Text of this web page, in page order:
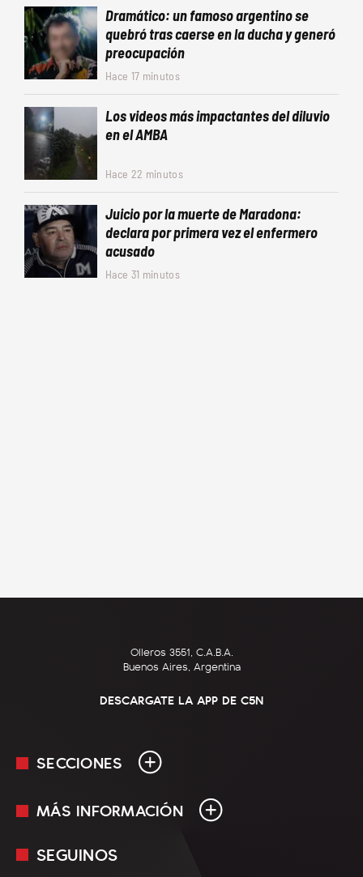
Dramático: un famoso argentino se
quebró tras caerse en la ducha y generó
preocupación
Hace 17 minutos
Los videos más impactantes del diluvio
en el AMBA
Hace 22 minutos
Juicio por la muerte de Maradona:
declara por primera vez el enfermero
acusado
Hace 31 minutos
Olleros 3551, C.A.B.A.
Buenos Aires, Argentina
DESCARGATE LA APP DE C5N
SECCIONES
En Vivo
MÁS INFORMACIÓN
Mediakit
SEGUINOS